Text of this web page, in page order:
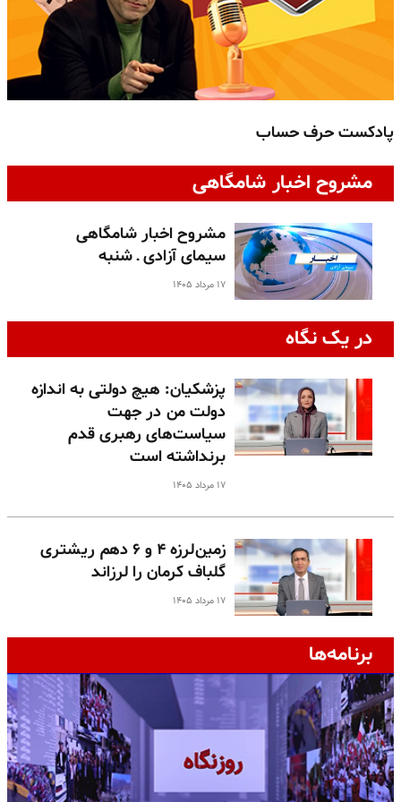
پادکست حرف حساب
مشروح اخبار شامگاهی
مشروح اخبار شامگاهی
سیمای آزادی ـ شنبه
۱۷ مرداد ۱۴۰۵
در یک نگاه
پزشکیان: هیچ دولتی به اندازه
دولت من در جهت
سیاست‌های رهبری قدم
برنداشته است
۱۷ مرداد ۱۴۰۵
زمین‌لرزه ۴ و ۶ دهم ریشتری
گلباف کرمان را لرزاند
۱۷ مرداد ۱۴۰۵
برنامه‌ها